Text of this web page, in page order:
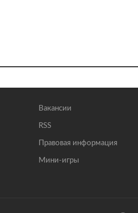
Вакансии
RSS
Правовая информация
Мини-игры